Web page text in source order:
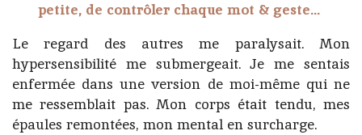
petite, de contrôler chaque mot & geste…
Le regard des autres me paralysait. Mon
hypersensibilité me submergeait. Je me sentais
enfermée dans une version de moi-même qui ne
me ressemblait pas. Mon corps était tendu, mes
épaules remontées, mon mental en surcharge.